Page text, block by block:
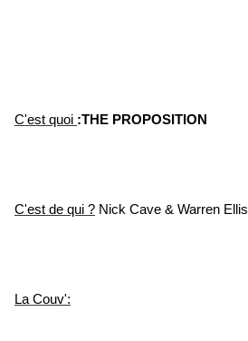
C'est quoi :THE PROPOSITION
C'est de qui ? Nick Cave & Warren Ellis
La Couv':